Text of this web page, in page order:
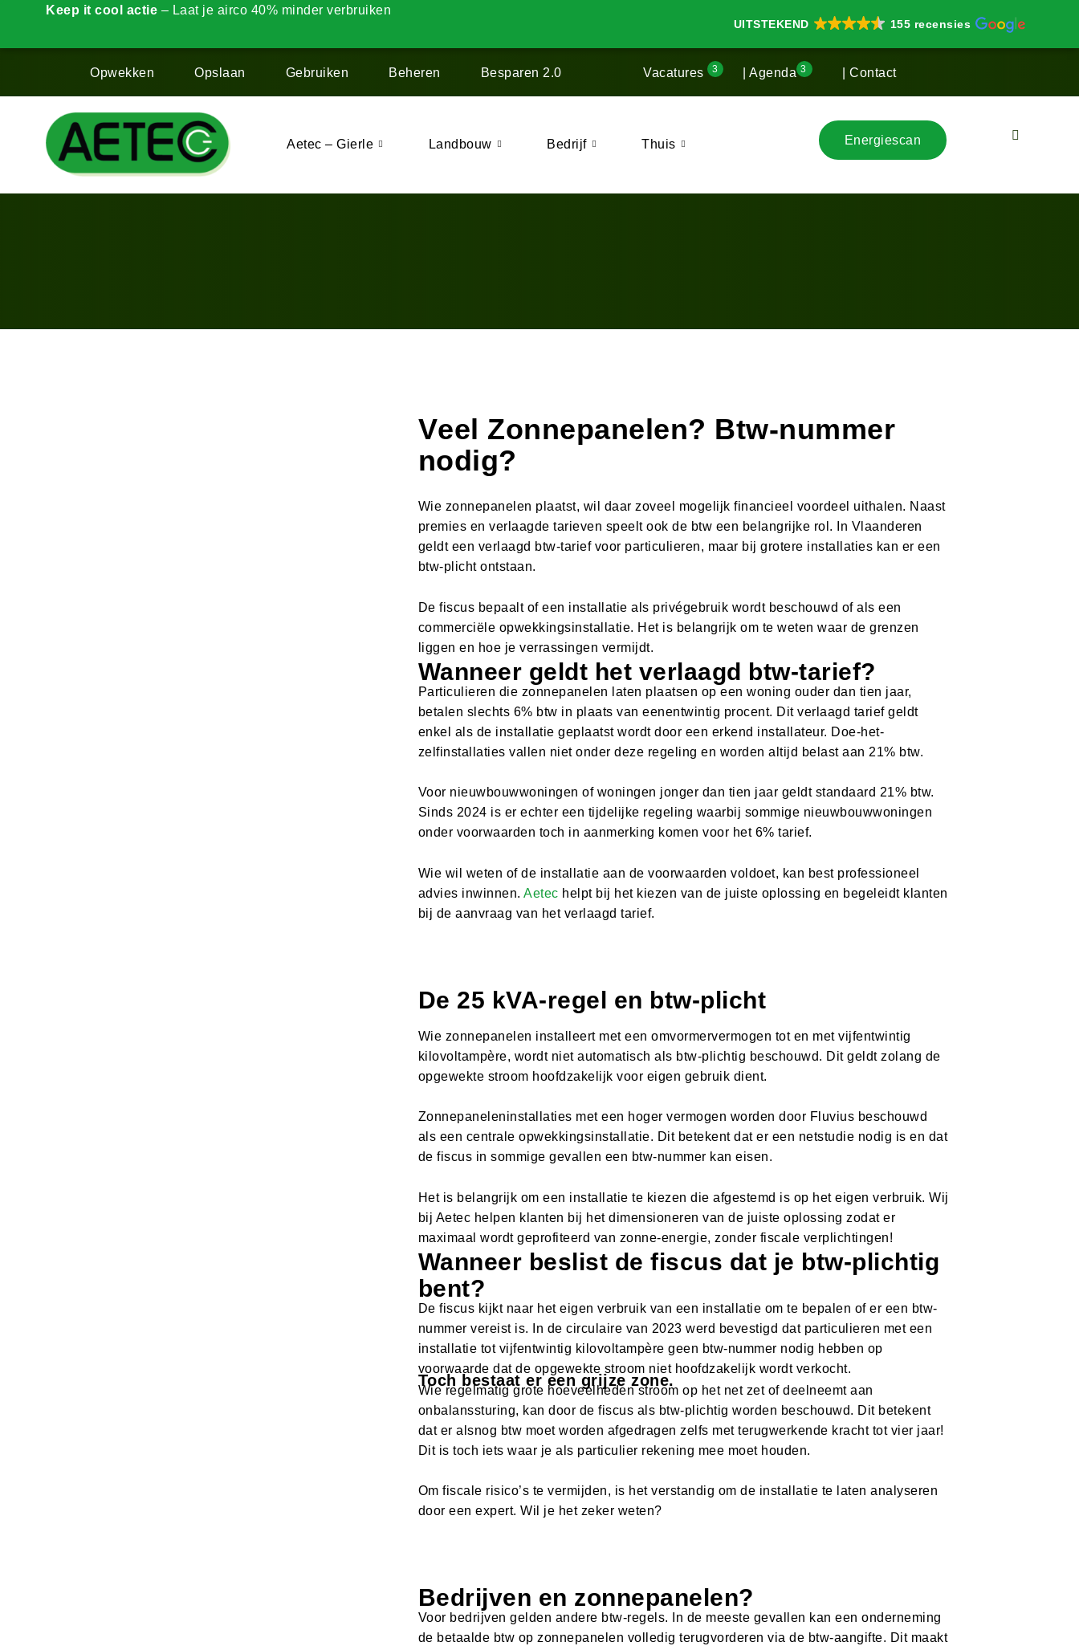
Keep it cool actie – Laat je airco 40% minder verbruiken
UITSTEKEND 155 recensies
Opwekken Opslaan Gebruiken Beheren Besparen 2.0 Vacatures 3 | Agenda 3 | Contact
Aetec – Gierle Landbouw Bedrijf Thuis Energiescan
Veel Zonnepanelen? Btw-nummer
nodig?
Wie zonnepanelen plaatst, wil daar zoveel mogelijk financieel voordeel uithalen. Naast
premies en verlaagde tarieven speelt ook de btw een belangrijke rol. In Vlaanderen
geldt een verlaagd btw-tarief voor particulieren, maar bij grotere installaties kan er een
btw-plicht ontstaan.
De fiscus bepaalt of een installatie als privégebruik wordt beschouwd of als een
commerciële opwekkingsinstallatie. Het is belangrijk om te weten waar de grenzen
liggen en hoe je verrassingen vermijdt.
Wanneer geldt het verlaagd btw-tarief?
Particulieren die zonnepanelen laten plaatsen op een woning ouder dan tien jaar,
betalen slechts 6% btw in plaats van eenentwintig procent. Dit verlaagd tarief geldt
enkel als de installatie geplaatst wordt door een erkend installateur. Doe-het-
zelfinstallaties vallen niet onder deze regeling en worden altijd belast aan 21% btw.
Voor nieuwbouwwoningen of woningen jonger dan tien jaar geldt standaard 21% btw.
Sinds 2024 is er echter een tijdelijke regeling waarbij sommige nieuwbouwwoningen
onder voorwaarden toch in aanmerking komen voor het 6% tarief.
Wie wil weten of de installatie aan de voorwaarden voldoet, kan best professioneel
advies inwinnen.Aetec helpt bij het kiezen van de juiste oplossing en begeleidt klanten
bij de aanvraag van het verlaagd tarief.
De 25 kVA-regel en btw-plicht
Wie zonnepanelen installeert met een omvormervermogen tot en met vijfentwintig
kilovoltampère, wordt niet automatisch als btw-plichtig beschouwd. Dit geldt zolang de
opgewekte stroom hoofdzakelijk voor eigen gebruik dient.
Zonnepaneleninstallaties met een hoger vermogen worden door Fluvius beschouwd
als een centrale opwekkingsinstallatie. Dit betekent dat er een netstudie nodig is en dat
de fiscus in sommige gevallen een btw-nummer kan eisen.
Het is belangrijk om een installatie te kiezen die afgestemd is op het eigen verbruik. Wij
bij Aetec helpen klanten bij het dimensioneren van de juiste oplossing zodat er
maximaal wordt geprofiteerd van zonne-energie, zonder fiscale verplichtingen!
Wanneer beslist de fiscus dat je btw-plichtig
bent?
De fiscus kijkt naar het eigen verbruik van een installatie om te bepalen of er een btw-
nummer vereist is. In de circulaire van 2023 werd bevestigd dat particulieren met een
installatie tot vijfentwintig kilovoltampère geen btw-nummer nodig hebben op
voorwaarde dat de opgewekte stroom niet hoofdzakelijk wordt verkocht.
Toch bestaat er een grijze zone.
Wie regelmatig grote hoeveelheden stroom op het net zet of deelneemt aan
onbalanssturing, kan door de fiscus als btw-plichtig worden beschouwd. Dit betekent
dat er alsnog btw moet worden afgedragen zelfs met terugwerkende kracht tot vier jaar!
Dit is toch iets waar je als particulier rekening mee moet houden.
Om fiscale risico’s te vermijden, is het verstandig om de installatie te laten analyseren
door een expert. Wil je het zeker weten?
Bedrijven en zonnepanelen?
Voor bedrijven gelden andere btw-regels. In de meeste gevallen kan een onderneming
de betaalde btw op zonnepanelen volledig terugvorderen via de btw-aangifte. Dit maakt